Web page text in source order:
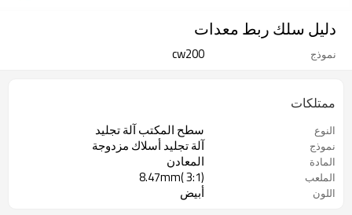
دليل سلك ربط معدات
نموذج cw200
ممتلكات
النوع سطح المكتب آلة تجليد
نموذج آلة تجليد أسلاك مزدوجة
المادة المعادن
الملعب 8.47mm( 3:1)
اللون أبيض